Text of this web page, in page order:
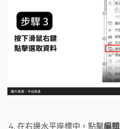
在右邊水平座標中，點擊編輯